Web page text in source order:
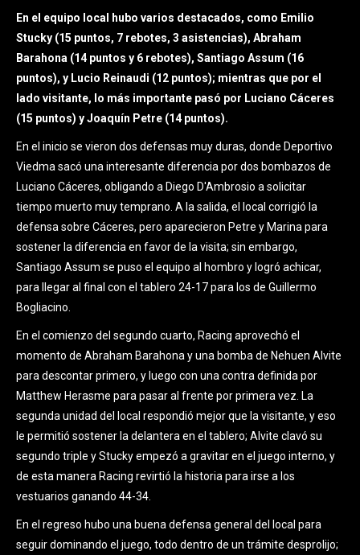
En el equipo local hubo varios destacados, como Emilio
Stucky (15 puntos, 7 rebotes, 3 asistencias), Abraham
Barahona (14 puntos y 6 rebotes), Santiago Assum (16
puntos), y Lucio Reinaudi (12 puntos); mientras que por el
lado visitante, lo más importante pasó por Luciano Cáceres
(15 puntos) y Joaquín Petre (14 puntos).
En el inicio se vieron dos defensas muy duras, donde Deportivo
Viedma sacó una interesante diferencia por dos bombazos de
Luciano Cáceres, obligando a Diego D'Ambrosio a solicitar
tiempo muerto muy temprano. A la salida, el local corrigió la
defensa sobre Cáceres, pero aparecieron Petre y Marina para
sostener la diferencia en favor de la visita; sin embargo,
Santiago Assum se puso el equipo al hombro y logró achicar,
para llegar al final con el tablero 24-17 para los de Guillermo
Bogliacino.
En el comienzo del segundo cuarto, Racing aprovechó el
momento de Abraham Barahona y una bomba de Nehuen Alvite
para descontar primero, y luego con una contra definida por
Matthew Herasme para pasar al frente por primera vez. La
segunda unidad del local respondió mejor que la visitante, y eso
le permitió sostener la delantera en el tablero; Alvite clavó su
segundo triple y Stucky empezó a gravitar en el juego interno, y
de esta manera Racing revirtió la historia para irse a los
vestuarios ganando 44-34.
En el regreso hubo una buena defensa general del local para
seguir dominando el juego, todo dentro de un trámite desprolijo;